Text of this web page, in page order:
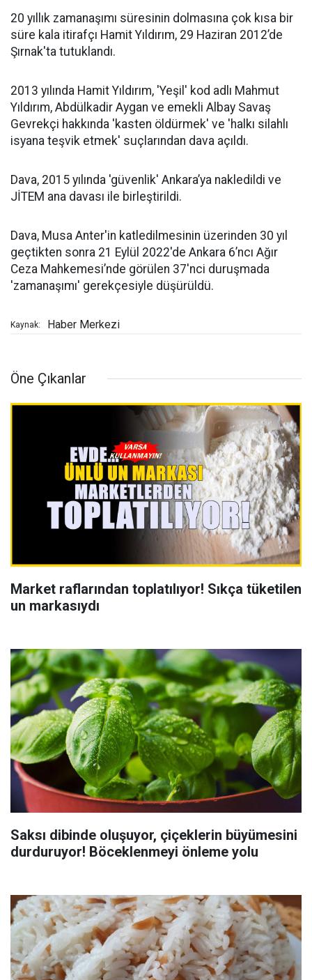
20 yıllık zamanaşımı süresinin dolmasına çok kısa bir
süre kala itirafçı Hamit Yıldırım, 29 Haziran 2012’de
Şırnak'ta tutuklandı.
2013 yılında Hamit Yıldırım, 'Yeşil' kod adlı Mahmut
Yıldırım, Abdülkadir Aygan ve emekli Albay Savaş
Gevrekçi hakkında 'kasten öldürmek' ve 'halkı silahlı
isyana teşvik etmek' suçlarından dava açıldı.
Dava, 2015 yılında 'güvenlik' Ankara’ya nakledildi ve
JİTEM ana davası ile birleştirildi.
Dava, Musa Anter'in katledilmesinin üzerinden 30 yıl
geçtikten sonra 21 Eylül 2022'de Ankara 6’ncı Ağır
Ceza Mahkemesi’nde görülen 37'nci duruşmada
'zamanaşımı' gerekçesiyle düşürüldü.
Kaynak: Haber Merkezi
Öne Çıkanlar
Market raflarından toplatılıyor! Sıkça tüketilen
un markasıydı
Saksı dibinde oluşuyor, çiçeklerin büyümesini
durduruyor! Böceklenmeyi önleme yolu